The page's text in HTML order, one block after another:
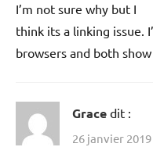
I’m not sure why but I
think its a linking issue.
browsers and both
Grace dit :
26 janvier